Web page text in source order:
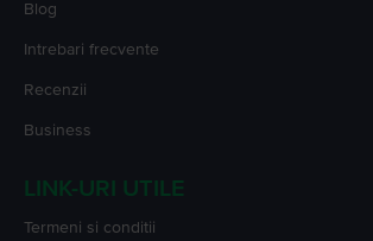
Blog
Intrebari frecvente
Recenzii
Business
LINK-URI UTILE
Termeni si conditii